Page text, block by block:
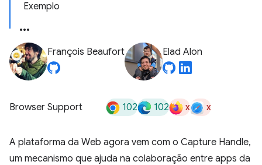
Exemplo
François Beaufort Elad Alon
Browser Support 102 102 x x
A plataforma da Web agora vem com o Capture Handle,
um mecanismo que ajuda na colaboração entre apps da